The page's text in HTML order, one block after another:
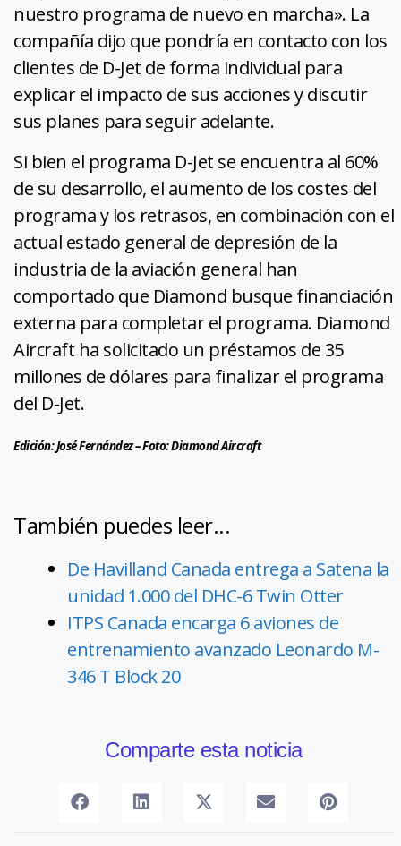
nuestro programa de nuevo en marcha». La
compañía dijo que pondría en contacto con los
clientes de D-Jet de forma individual para
explicar el impacto de sus acciones y discutir
sus planes para seguir adelante.
Si bien el programa D-Jet se encuentra al 60%
de su desarrollo, el aumento de los costes del
programa y los retrasos, en combinación con el
actual estado general de depresión de la
industria de la aviación general han
comportado que Diamond busque financiación
externa para completar el programa. Diamond
Aircraft ha solicitado un préstamos de 35
millones de dólares para finalizar el programa
del D-Jet.
Edición: José Fernández – Foto: Diamond Aircraft
También puedes leer...
De Havilland Canada entrega a Satena la
unidad 1.000 del DHC-6 Twin Otter
ITPS Canada encarga 6 aviones de
entrenamiento avanzado Leonardo M-
346 T Block 20
Comparte esta noticia